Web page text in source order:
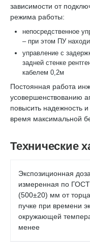
зависимости от
режима работы:
непосредственное
– при этом ПУ
управление с
задней стенке
кабелем 0,2м
Постоянная работа
усовершенствованию
повысить надежность
время максимальной
Технические
Экспозиционная
измеренная по
(500±20) мм от
пучке при времени
окружающей